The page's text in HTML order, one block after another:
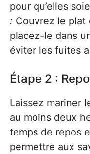
pour qu’elles
: Couvrez le plat
placez-le dans
éviter les fuites
Étape 2 :
Laissez mariner
au moins deux
temps de repos
permettre aux